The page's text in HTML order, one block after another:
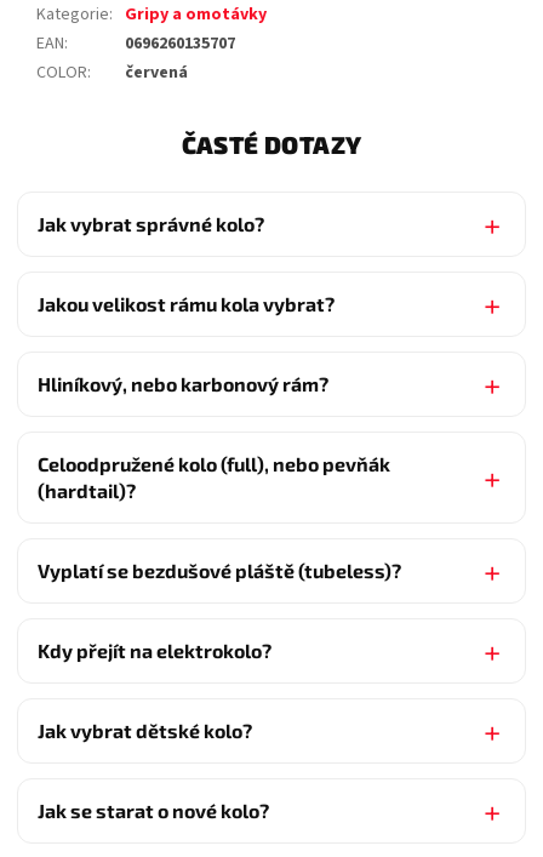
Kategorie: Gripy a omotávky
EAN:
0696260135707
COLOR: červená
ČASTÉ DOTAZY
Jak vybrat správné kolo?
Jakou velikost rámu kola vybrat?
Hliníkový, nebo karbonový rám?
Celoodpružené kolo (full), nebo pevňák
(hardtail)?
Vyplatí se bezdušové pláště (tubeless)?
Kdy přejít na elektrokolo?
Jak vybrat dětské kolo?
Jak se starat o nové kolo?